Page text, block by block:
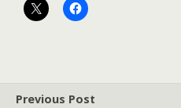
Previous Post